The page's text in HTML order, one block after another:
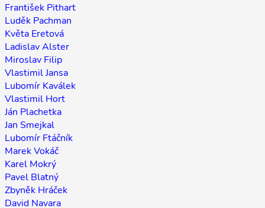
František Pithart
Luděk Pachman
Květa Eretová
Ladislav Alster
Miroslav Filip
Vlastimil Jansa
Lubomír Kaválek
Vlastimil Hort
Ján Plachetka
Jan Smejkal
Lubomír Ftáčník
Marek Vokáč
Karel Mokrý
Pavel Blatný
Zbyněk Hráček
David Navara